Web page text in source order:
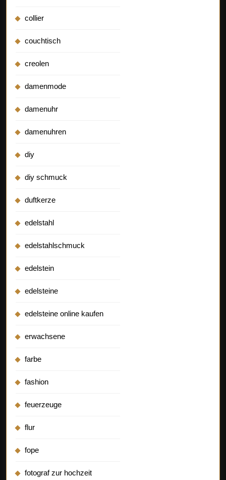
collier
couchtisch
creolen
damenmode
damenuhr
damenuhren
diy
diy schmuck
duftkerze
edelstahl
edelstahlschmuck
edelstein
edelsteine
edelsteine online kaufen
erwachsene
farbe
fashion
feuerzeuge
flur
fope
fotograf zur hochzeit